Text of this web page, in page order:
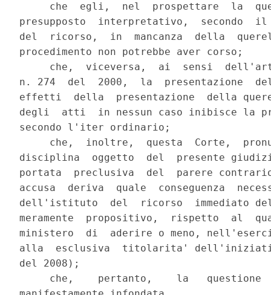
che  egli,  nel  prospettare  la
presupposto  interpretativo,  secondo  il
del  ricorso,  in  mancanza  della
procedimento non potrebbe aver corso;
che,  viceversa,  ai  sensi
n. 274  del  2000,  la  presentazione
effetti  della  presentazione  della
degli  atti  in nessun caso inibisce la
secondo l'iter ordinario;
che,  inoltre,  questa  Corte,
disciplina  oggetto  del  presente
portata  preclusiva  del  parere
accusa  deriva  quale  conseguenza
dell'istituto  del  ricorso  immediato
meramente  propositivo,  rispetto  al
ministero  di  aderire o meno,
alla  esclusiva  titolarita'
del 2008);
che,    pertanto,    la   questione